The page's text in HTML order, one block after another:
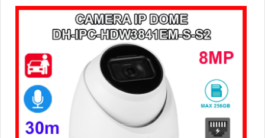
mặt và đếm người giúp nâng cao hiệu quả quản lý và an ninh
cho mọi không gian trong nhà